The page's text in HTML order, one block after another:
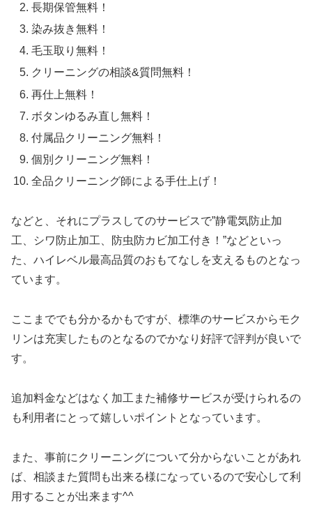
長期保管無料！
染み抜き無料！
毛玉取り無料！
クリーニングの相談&質問無料！
再仕上無料！
ボタンゆるみ直し無料！
付属品クリーニング無料！
個別クリーニング無料！
全品クリーニング師による手仕上げ！
などと、それにプラスしてのサービスで”静電気防止加
工、シワ防止加工、防虫防カビ加工付き！”などといっ
た、ハイレベル最高品質のおもてなしを支えるものとなっ
ています。
ここまででも分かるかもですが、標準のサービスからモク
リンは充実したものとなるのでかなり好評で評判が良いで
す。
追加料金などはなく加工また補修サービスが受けられるの
も利用者にとって嬉しいポイントとなっています。
また、事前にクリーニングについて分からないことがあれ
ば、相談また質問も出来る様になっているので安心して利
用することが出来ます^^